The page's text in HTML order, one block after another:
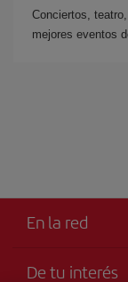
Conciertos,
mejores eventos
En la red
De tu interés